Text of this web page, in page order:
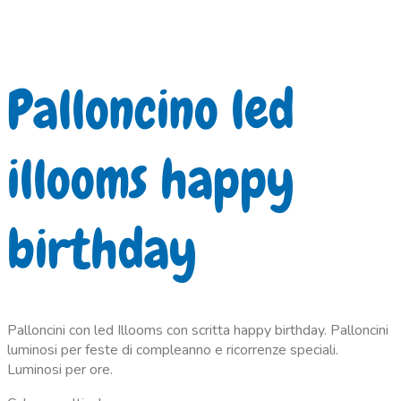
Palloncino led
illooms happy
birthday
Palloncini con led Illooms con scritta happy birthday. Palloncini
luminosi per feste di compleanno e ricorrenze speciali.
Luminosi per ore.